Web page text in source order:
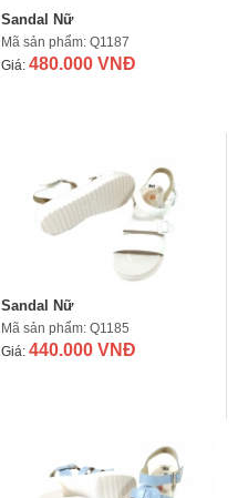
Sandal Nữ
Mã sản phẩm: Q1187
Giá: 480.000 VNĐ
Sandal Nữ
Mã sản phẩm: Q1185
Giá: 440.000 VNĐ